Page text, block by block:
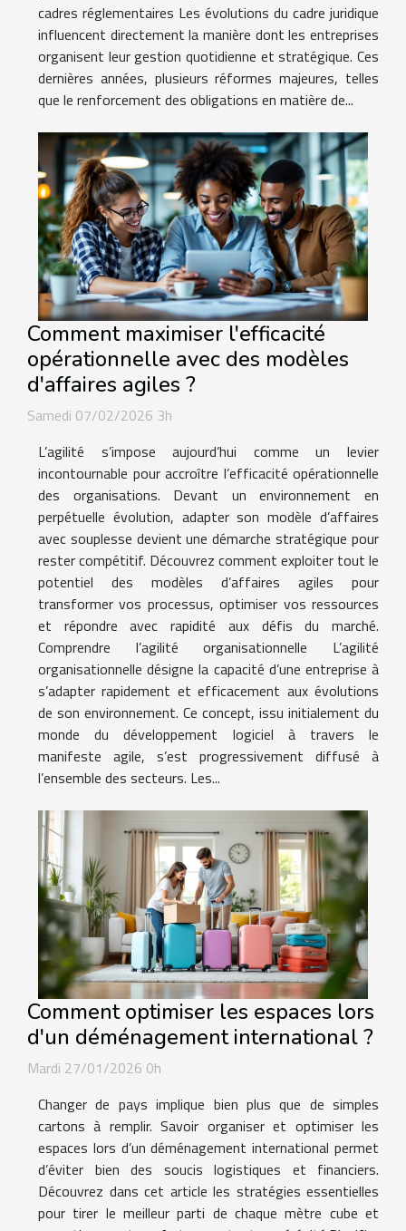
cadres réglementaires Les évolutions du cadre juridique
influencent directement la manière dont les entreprises
organisent leur gestion quotidienne et stratégique. Ces
dernières années, plusieurs réformes majeures, telles
que le renforcement des obligations en matière de...
Comment maximiser l'efficacité
opérationnelle avec des modèles
d'affaires agiles ?
Samedi 07/02/2026 3h
L’agilité s’impose aujourd’hui comme un levier
incontournable pour accroître l’efficacité opérationnelle
des organisations. Devant un environnement en
perpétuelle évolution, adapter son modèle d’affaires
avec souplesse devient une démarche stratégique pour
rester compétitif. Découvrez comment exploiter tout le
potentiel des modèles d’affaires agiles pour
transformer vos processus, optimiser vos ressources
et répondre avec rapidité aux défis du marché.
Comprendre l’agilité organisationnelle L’agilité
organisationnelle désigne la capacité d’une entreprise à
s’adapter rapidement et efficacement aux évolutions
de son environnement. Ce concept, issu initialement du
monde du développement logiciel à travers le
manifeste agile, s’est progressivement diffusé à
l’ensemble des secteurs. Les...
Comment optimiser les espaces lors
d'un déménagement international ?
Mardi 27/01/2026 0h
Changer de pays implique bien plus que de simples
cartons à remplir. Savoir organiser et optimiser les
espaces lors d’un déménagement international permet
d’éviter bien des soucis logistiques et financiers.
Découvrez dans cet article les stratégies essentielles
pour tirer le meilleur parti de chaque mètre cube et